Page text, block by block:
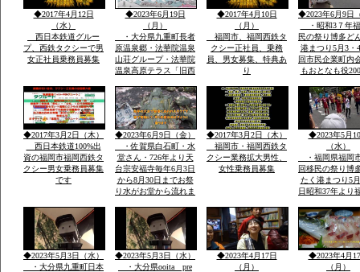
最低5時間前後・また
行きたい法華院温泉山
荘
然温泉・九州最
重連山中岳ルー
◆2017年4月12日
（水）
西日本鉄道グルー
プ、西鉄タクシーで男
女正社員乗務員募集
◆2023年6月19日
（月）
・大分県九重町長者
原温泉郷・法華院温泉
山荘グループ・法華院
温泉高原テラス「旧西
ok・温泉入浴￥５０
０・併設レストラン和
洋食１０００円から２
０００・登山・研修
会・合宿全国実績多数
◆2017年4月10日
（月）
福岡市、福岡西鉄タ
クシー正社員、乗務
員、男女募集、特典あ
り
◆2023年6月9日
・昭和3７年
民の祭り博多ど
港まつり5月3・
回市民企業町内
もおとなも役
出し練り歩きま
に踊り本舞台・
加で運営再開発
バンの街で
◆2017年3月2日（木）
西日本鉄道100%出
資の福岡市福岡西鉄タ
クシー男女乗務員募集
です
◆2023年6月9日（金）
・佐賀県白石町・水
堂さん・726年より天
台宗安福寺毎年6月3日
から8月30日までお祭
り水がお堂から流れま
に顔つきがちがう飲む
とよくなる水です「体
の調子が悪い人は飲ま
ないこと」
◆2017年3月2日（木）
福岡市・福岡西鉄タ
クシー業務拡大男性、
女性乗務員募集
◆2023年5月
（水）
・福岡県福岡
回移民の祭り博
たく港まつり5
日昭和37年より
内に踊り本舞台
民企業総参加こ
人も企業も約
参加「しゃもじ
を出し参加
◆2023年5月3日（水）
・大分県九重町日本
◆2023年5月3日（水）
・大分県ooita pre
◆2023年4月17日
（月）
◆2023年4月
（月）